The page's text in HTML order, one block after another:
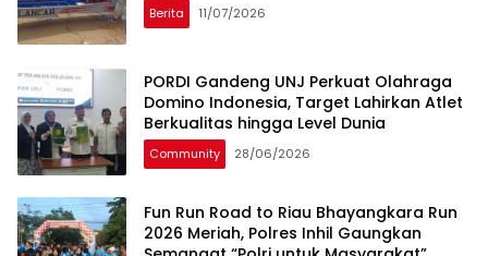
Berita 11/07/2026
PORDI Gandeng UNJ Perkuat Olahraga
Domino Indonesia, Target Lahirkan Atlet
Berkualitas hingga Level Dunia
Community 28/06/2026
Fun Run Road to Riau Bhayangkara Run
2026 Meriah, Polres Inhil Gaungkan